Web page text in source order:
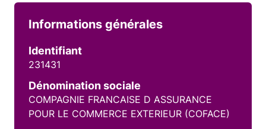
Informations générales
Identifiant
231431
Dénomination sociale
COMPAGNIE FRANCAISE D ASSURANCE
POUR LE COMMERCE EXTERIEUR (COFACE)